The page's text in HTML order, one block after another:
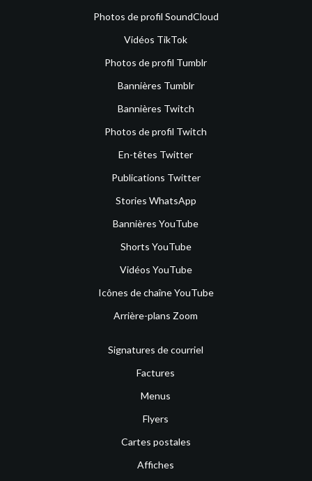
Photos de profil SoundCloud
Vidéos TikTok
Photos de profil Tumblr
Bannières Tumblr
Bannières Twitch
Photos de profil Twitch
En-têtes Twitter
Publications Twitter
Stories WhatsApp
Bannières YouTube
Shorts YouTube
Vidéos YouTube
Icônes de chaîne YouTube
Arrière-plans Zoom
Signatures de courriel
Factures
Menus
Flyers
Cartes postales
Affiches